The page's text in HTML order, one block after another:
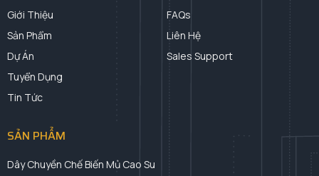
Giới Thiệu
Sản Phẩm
Dự Án
Tuyển Dụng
Tin Tức
FAQs
Liên Hệ
Sales Support
SẢN PHẨM
Dây Chuyền Chế Biến Mủ Cao Su